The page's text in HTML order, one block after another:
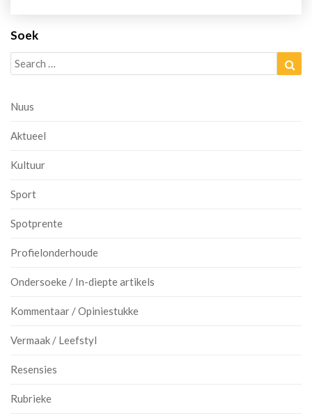
Soek
Search
for:
Nuus
Aktueel
Kultuur
Sport
Spotprente
Profielonderhoude
Ondersoeke / In-diepte artikels
Kommentaar / Opiniestukke
Vermaak / Leefstyl
Resensies
Rubrieke